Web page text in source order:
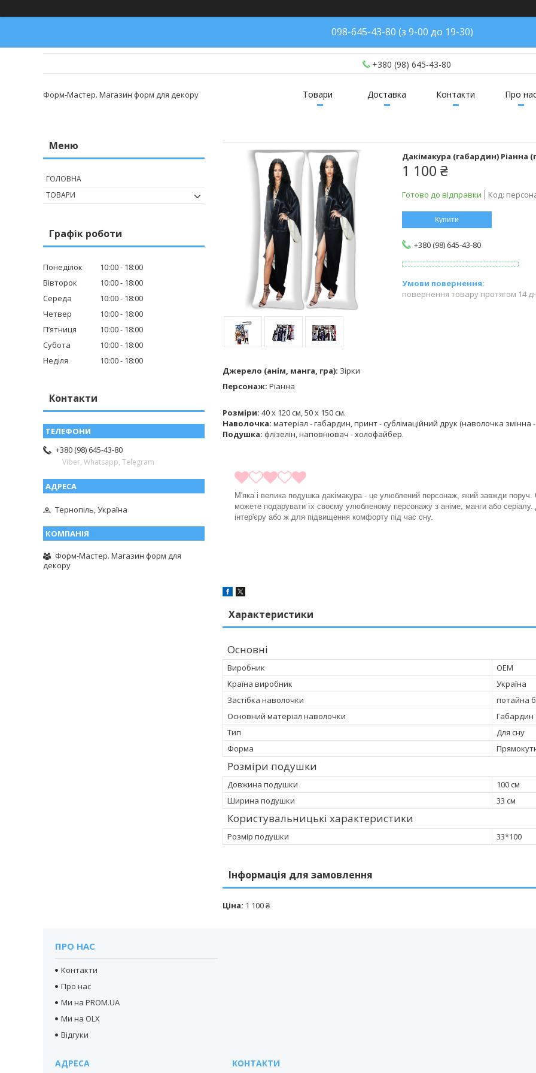
098-645-43-80 (з 9-00 до 19-30)
+380 (98) 645-43-80
Форм-Мастер. Магазин форм для декору Товари Доставка Контакти Про
Дакімакура (габардин) Ріанна
1 100 ₴
Готово до відправки Код:
Купити
+380 (98) 645-43-80
повернення товару протягом 14
Джерело (анім, манга, гра): Зірки
Персонаж: Ріанна
Розміри: 40 х 120 см, 50 х 150 см.
Наволочка: матеріал - габардин, принт - сублімаційний друк (наволочка змінна -
Подушка: флізелін, наповнювач - холофайбер.
М'яка і велика подушка дакімакура - це улюблений персонаж, який завжди
можете подарувати їх своєму улюбленому персонажу з аніме, манги або
інтер'єру або ж для підвищення комфорту під час сну.
Характеристики
Основні
Виробник
OEM
Країна виробник
Україна
Застібка наволочки
потайна
Основний матеріал наволочки
Габардин
Тип
Для сну
Форма
Розміри подушки
Довжина подушки
100 см
Ширина подушки
33 см
Користувальницькі характеристики
Розмір подушки 33*100
Інформація для замовлення
Ціна: 1 100 ₴
ГОЛОВНА
ТОВАРИ
Графік роботи
Понеділок 10:00
18:00
Вівторок
10:00
18:00
Середа
10:00
18:00
Четвер
10:00
18:00
Пʼятниця
10:00
18:00
Субота
10:00
18:00
Неділя
10:00 18:00
Контакти
+380 (98) 645-43-80
Viber, Whatsapp, Telegram
Тернопіль, Україна
Форм-Мастер. Магазин форм для
декору
ПРО НАС
Контакти
Про нас
Ми на PROM.UA
Ми на OLX
Відгуки